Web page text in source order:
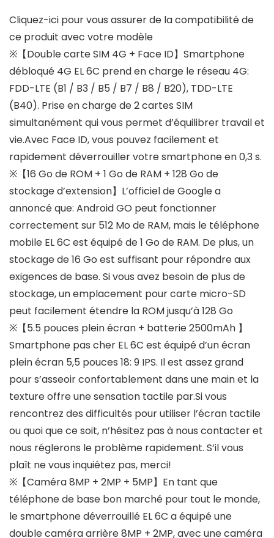
Cliquez-ici pour vous assurer de la compatibilité de
ce produit avec votre modèle
※【Double carte SIM 4G + Face ID】Smartphone
débloqué 4G EL 6C prend en charge le réseau 4G:
FDD-LTE (B1 / B3 / B5 / B7 / B8 / B20), TDD-LTE
(B40). Prise en charge de 2 cartes SIM
simultanément qui vous permet d’équilibrer travail et
vie.Avec Face ID, vous pouvez facilement et
rapidement déverrouiller votre smartphone en 0,3 s.
※【16 Go de ROM + 1 Go de RAM + 128 Go de
stockage d’extension】L’officiel de Google a
annoncé que: Android GO peut fonctionner
correctement sur 512 Mo de RAM, mais le téléphone
mobile EL 6C est équipé de 1 Go de RAM. De plus, un
stockage de 16 Go est suffisant pour répondre aux
exigences de base. Si vous avez besoin de plus de
stockage, un emplacement pour carte micro-SD
peut facilement étendre la ROM jusqu’à 128 Go
※【5.5 pouces plein écran + batterie 2500mAh 】
Smartphone pas cher EL 6C est équipé d’un écran
plein écran 5,5 pouces 18: 9 IPS. Il est assez grand
pour s’asseoir confortablement dans une main et la
texture offre une sensation tactile par.Si vous
rencontrez des difficultés pour utiliser l’écran tactile
ou quoi que ce soit, n’hésitez pas à nous contacter et
nous réglerons le problème rapidement. S’il vous
plaît ne vous inquiétez pas, merci!
※【Caméra 8MP + 2MP + 5MP】En tant que
téléphone de base bon marché pour tout le monde,
le smartphone déverrouillé EL 6C a équipé une
double caméra arrière 8MP + 2MP, avec une caméra